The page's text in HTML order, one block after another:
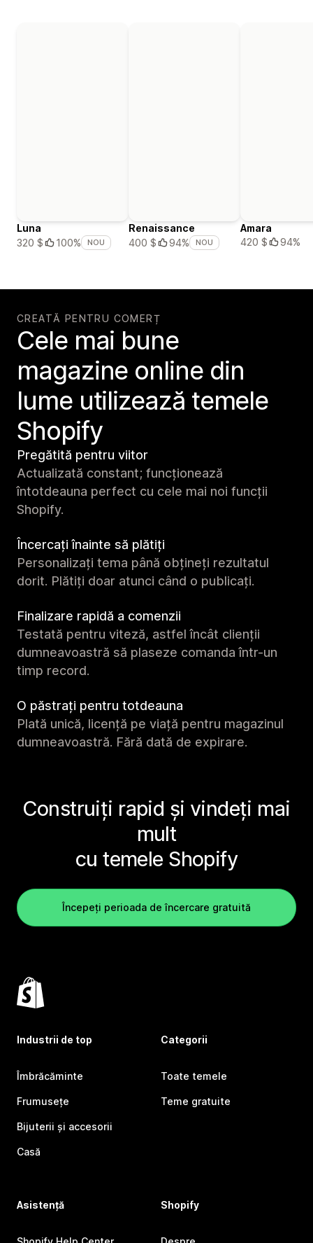
Luna
320 $
100% NOU
Renaissance
400 $
94% NOU
Amara
420 $
94%
CREATĂ PENTRU COMERȚ
Cele mai bune
magazine online din
lume utilizează temele
Shopify
Pregătită pentru viitor
Actualizată constant; funcționează
întotdeauna perfect cu cele mai noi funcții
Shopify.
Încercați înainte să plătiți
Personalizați tema până obțineți rezultatul
dorit. Plătiți doar atunci când o publicați.
Finalizare rapidă a comenzii
Testată pentru viteză, astfel încât clienții
dumneavoastră să plaseze comanda într-un
timp record.
O păstrați pentru totdeauna
Plată unică, licență pe viață pentru magazinul
dumneavoastră. Fără dată de expirare.
Construiți rapid și vindeți mai
mult
cu temele Shopify
Începeți perioada de încercare gratuită
Industrii de top
Îmbrăcăminte
Frumusețe
Bijuterii și accesorii
Casă
Categorii
Toate temele
Teme gratuite
Asistență Shopify